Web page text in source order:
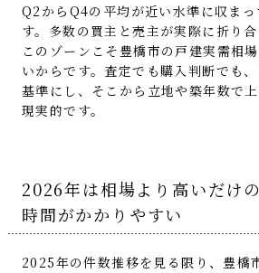
Q2からQ4の平均が近い水準に収ま
す。多数の買主と売主が実際に折り合
このゾーンこそ豊橋市の戸建実需相
いからです。査定でも購入判断でも
基準にし、そこから立地や築年数で
現実的です。
2026年は相場より高いだけ
時間がかかりやすい
2025年の件数推移を見る限り、豊橋